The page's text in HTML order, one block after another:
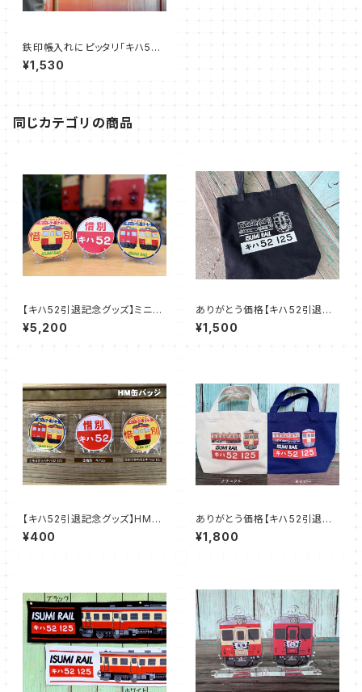
鉄印帳入れにピッタリ「キハ52
ポーチ」
¥1,530
同じカテゴリの商品
【キハ52引退記念グッズ】ミニH
M
¥5,200
ありがとう価格【キハ52引退記
念グッズ】キハ52トートバッグ
M
¥1,500
【キハ52引退記念グッズ】HM缶
バッジ
¥400
ありがとう価格【キハ52引退記
念グッズ】キハ52トートバッグ
S
¥1,800